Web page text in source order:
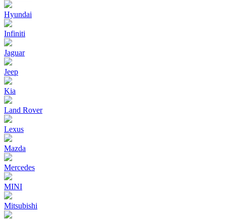
Hyundai
Infiniti
Jaguar
Jeep
Kia
Land Rover
Lexus
Mazda
Mercedes
MINI
Mitsubishi